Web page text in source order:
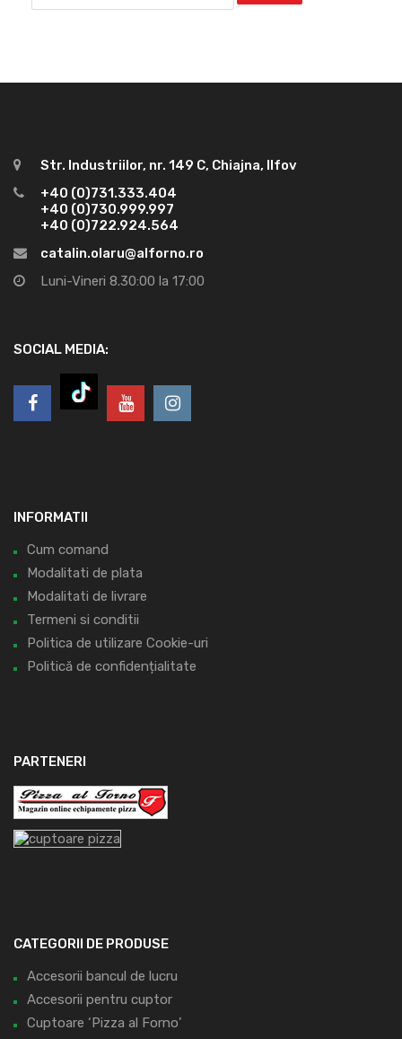
Str. Industriilor, nr. 149 C, Chiajna, Ilfov
+40 (0)731.333.404
+40 (0)730.999.997
+40 (0)722.924.564
catalin.olaru@alforno.ro
Luni-Vineri 8.30:00 la 17:00
SOCIAL MEDIA:
INFORMATII
Cum comand
Modalitati de plata
Modalitati de livrare
Termeni si conditii
Politica de utilizare Cookie-uri
Politică de confidențialitate
PARTENERI
CATEGORII DE PRODUSE
Accesorii bancul de lucru
Accesorii pentru cuptor
Cuptoare ‘Pizza al Forno’